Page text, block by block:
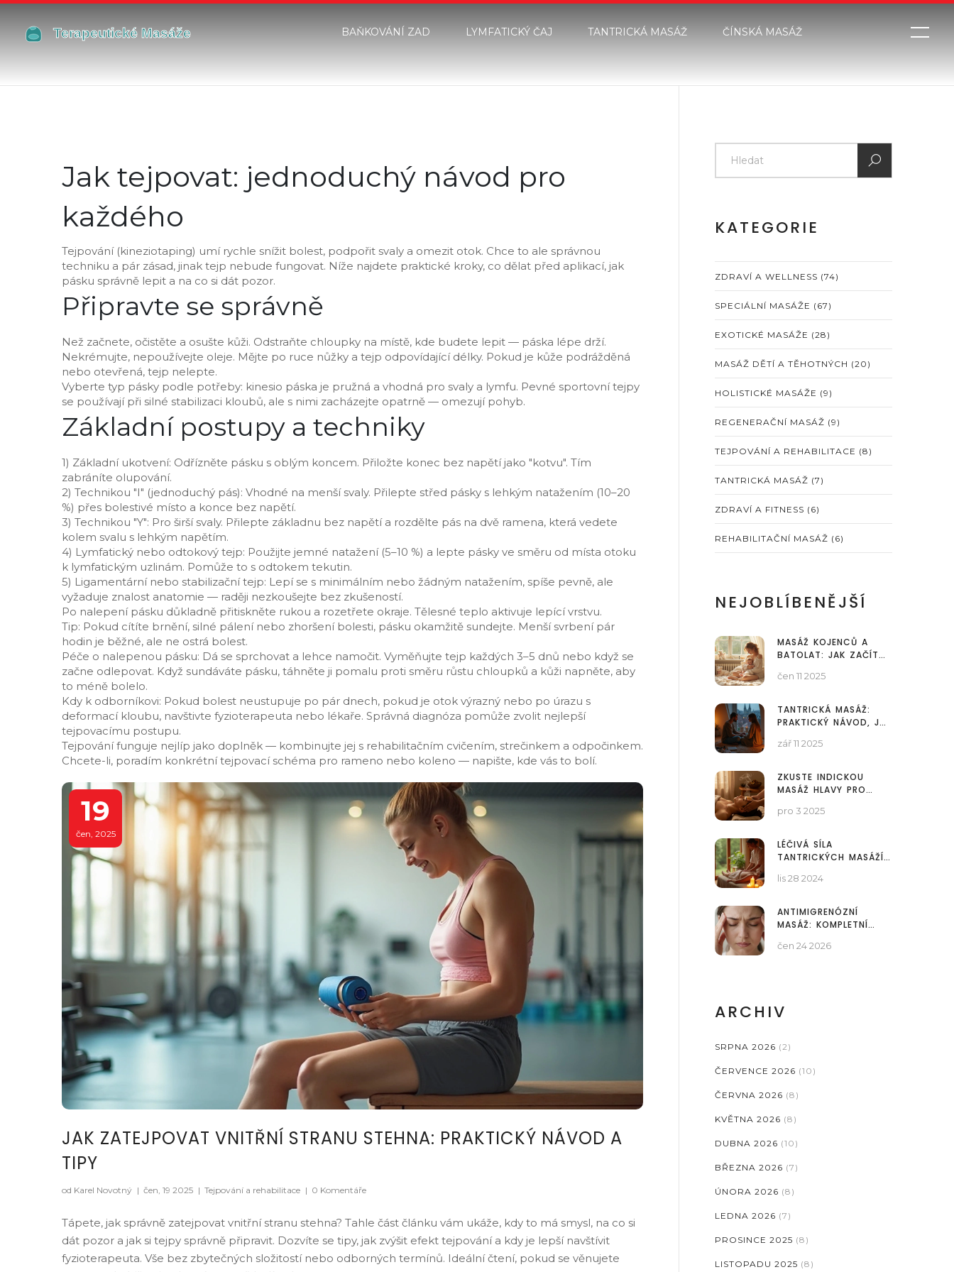
BAŇKOVÁNÍ ZAD LYMFATICKÝ ČAJ TANTRICKÁ MASÁŽ ČÍNSKÁ MASÁŽ
Jak tejpovat: jednoduchý návod pro
každého
Tejpování (kineziotaping) umí rychle snížit bolest, podpořit svaly a omezit otok. Chce to ale správnou
techniku a pár zásad, jinak tejp nebude fungovat. Níže najdete praktické kroky, co dělat před aplikací, jak
pásku správně lepit a na co si dát pozor.
Připravte se správně
Než začnete, očistěte a osušte kůži. Odstraňte chloupky na místě, kde budete lepit — páska lépe drží.
Nekrémujte, nepoužívejte oleje. Mějte po ruce nůžky a tejp odpovídající délky. Pokud je kůže podrážděná
nebo otevřená, tejp nelepte.
Vyberte typ pásky podle potřeby: kinesio páska je pružná a vhodná pro svaly a lymfu. Pevné sportovní tejpy
se používají při silné stabilizaci kloubů, ale s nimi zacházejte opatrně — omezují pohyb.
Základní postupy a techniky
1) Základní ukotvení: Odřízněte pásku s oblým koncem. Přiložte konec bez napětí jako "kotvu". Tím
zabráníte olupování.
2) Technikou "I" (jednoduchý pás): Vhodné na menší svaly. Přilepte střed pásky s lehkým natažením (10–20
%) přes bolestivé místo a konce bez napětí.
3) Technikou "Y": Pro širší svaly. Přilepte základnu bez napětí a rozdělte pás na dvě ramena, která vedete
kolem svalu s lehkým napětím.
4) Lymfatický nebo odtokový tejp: Použijte jemné natažení (5–10 %) a lepte pásky ve směru od místa otoku
k lymfatickým uzlinám. Pomůže to s odtokem tekutin.
5) Ligamentární nebo stabilizační tejp: Lepí se s minimálním nebo žádným natažením, spíše pevně, ale
vyžaduje znalost anatomie — raději nezkoušejte bez zkušeností.
Po nalepení pásku důkladně přitiskněte rukou a rozetřete okraje. Tělesné teplo aktivuje lepící vrstvu.
Tip: Pokud cítíte brnění, silné pálení nebo zhoršení bolesti, pásku okamžitě sundejte. Menší svrbení pár
hodin je běžné, ale ne ostrá bolest.
Péče o nalepenou pásku: Dá se sprchovat a lehce namočit. Vyměňujte tejp každých 3–5 dnů nebo když se
začne odlepovat. Když sundáváte pásku, táhněte ji pomalu proti směru růstu chloupků a kůži napněte, aby
to méně bolelo.
Kdy k odborníkovi: Pokud bolest neustupuje po pár dnech, pokud je otok výrazný nebo po úrazu s
deformací kloubu, navštivte fyzioterapeuta nebo lékaře. Správná diagnóza pomůže zvolit nejlepší
tejpovacímu postupu.
Tejpování funguje nejlíp jako doplněk — kombinujte jej s rehabilitačním cvičením, strečinkem a odpočinkem.
Chcete-li, poradím konkrétní tejpovací schéma pro rameno nebo koleno — napište, kde vás to bolí.
19
čen, 2025
JAK ZATEJPOVAT VNITŘNÍ STRANU STEHNA: PRAKTICKÝ NÁVOD A
TIPY
od Karel Novotný | čen, 19 2025 | Tejpování a rehabilitace | 0 Komentáře
Tápete, jak správně zatejpovat vnitřní stranu stehna? Tahle část článku vám ukáže, kdy to má smysl, na co si
dát pozor a jak si tejpy správně připravit. Dozvíte se tipy, jak zvýšit efekt tejpování a kdy je lepší navštívit
fyzioterapeuta. Vše bez zbytečných složitostí nebo odborných termínů. Ideální čtení, pokud se věnujete
KATEGORIE
ZDRAVÍ A WELLNESS (74)
SPECIÁLNÍ MASÁŽE (67)
EXOTICKÉ MASÁŽE (28)
MASÁŽ DĚTÍ A TĚHOTNÝCH (20)
HOLISTICKÉ MASÁŽE (9)
REGENERAČNÍ MASÁŽ (9)
TEJPOVÁNÍ A REHABILITACE (8)
TANTRICKÁ MASÁŽ (7)
ZDRAVÍ A FITNESS (6)
REHABILITAČNÍ MASÁŽ (6)
NEJOBLÍBENĚJŠÍ
MASÁŽ KOJENCŮ A
BATOLAT: JAK ZAČÍT
čen 11 2025
TANTRICKÁ MASÁŽ:
PRAKTICKÝ NÁVOD, JAK
VE DVOU
zář 11 2025
ZKUSTE INDICKOU
MASÁŽ HLAVY PRO
JAK TO FUNGUJE A KDE
pro 3 2025
LÉČIVÁ SÍLA
TANTRICKÝCH MASÁŽÍ
lis 28 2024
ANTIMIGRENÓZNÍ
MASÁŽ: KOMPLETNÍ
ZAČÁTEČNÍKY
čen 24 2026
ARCHIV
SRPNA 2026 (2)
ČERVENCE 2026 (10)
ČERVNA 2026 (8)
KVĚTNA 2026 (8)
DUBNA 2026 (10)
BŘEZNA 2026 (7)
ÚNORA 2026 (8)
LEDNA 2026 (7)
PROSINCE 2025 (8)
LISTOPADU 2025 (8)